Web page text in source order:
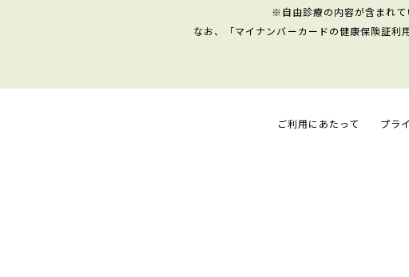
※自由診療の内容が含まれて
なお、「マイナンバーカードの健康保険証利
ご利用にあたって プラ